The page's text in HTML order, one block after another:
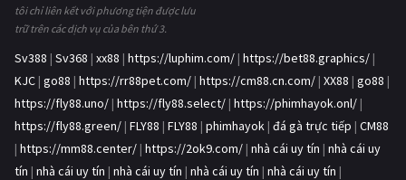
tôi chỉ liên kết với phương tiện được lưu
trữ trên các dịch vụ của bên thứ 3.
Sv388 | Sv368 | xx88 | https://luphim.com/ | https://bet88.graphics/ |
KJC | go88 | https://rr88pet.com/ | https://cm88.cn.com/ | XX88 | go88 |
https://fly88.uno/ | https://fly88.select/ | https://phimhayok.onl/ |
https://fly88.green/ | FLY88 | FLY88 | phimhayok | đá gà trực tiếp | CM88
| https://mm88.center/ | https://2ok9.com/ | nhà cái uy tín | nhà cái uy
tín | nhà cái uy tín | nhà cái uy tín | nhà cái uy tín | nhà cái uy tín |